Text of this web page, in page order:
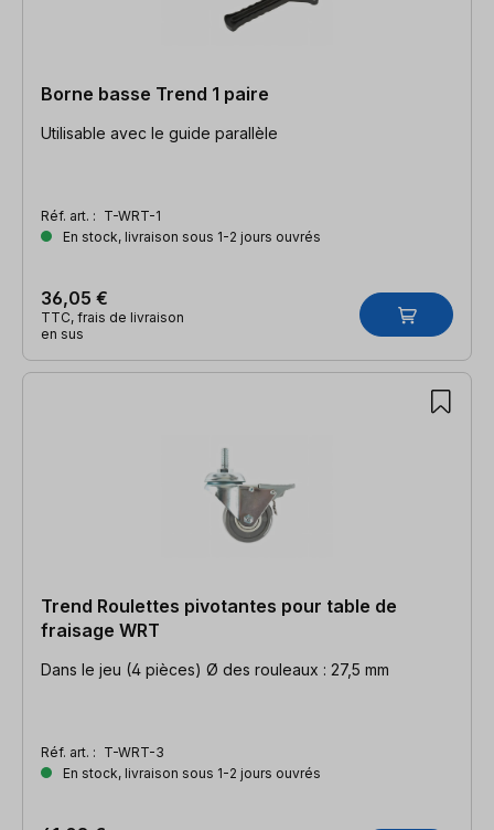
Borne basse Trend 1 paire
Utilisable avec le guide parallèle
Réf. art. : T-WRT-1
En stock, livraison sous 1-2 jours ouvrés
36,05 €
TTC, frais de livraison
en sus
Trend Roulettes pivotantes pour table de
fraisage WRT
Dans le jeu (4 pièces) Ø des rouleaux : 27,5 mm
Réf. art. : T-WRT-3
En stock, livraison sous 1-2 jours ouvrés